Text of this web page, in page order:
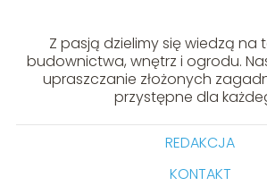
Z pasją dzielimy się wiedzą na
budownictwa, wnętrz i ogrodu.
upraszczanie złożonych
przystępne dla
REDAKCJA
KONTAKT